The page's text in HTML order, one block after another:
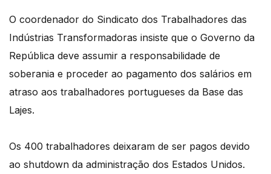
O coordenador do Sindicato dos Trabalhadores das
Indústrias Transformadoras insiste que o Governo da
República deve assumir a responsabilidade de
soberania e proceder ao pagamento dos salários em
atraso aos trabalhadores portugueses da Base das
Lajes.
Os 400 trabalhadores deixaram de ser pagos devido
ao shutdown da administração dos Estados Unidos.